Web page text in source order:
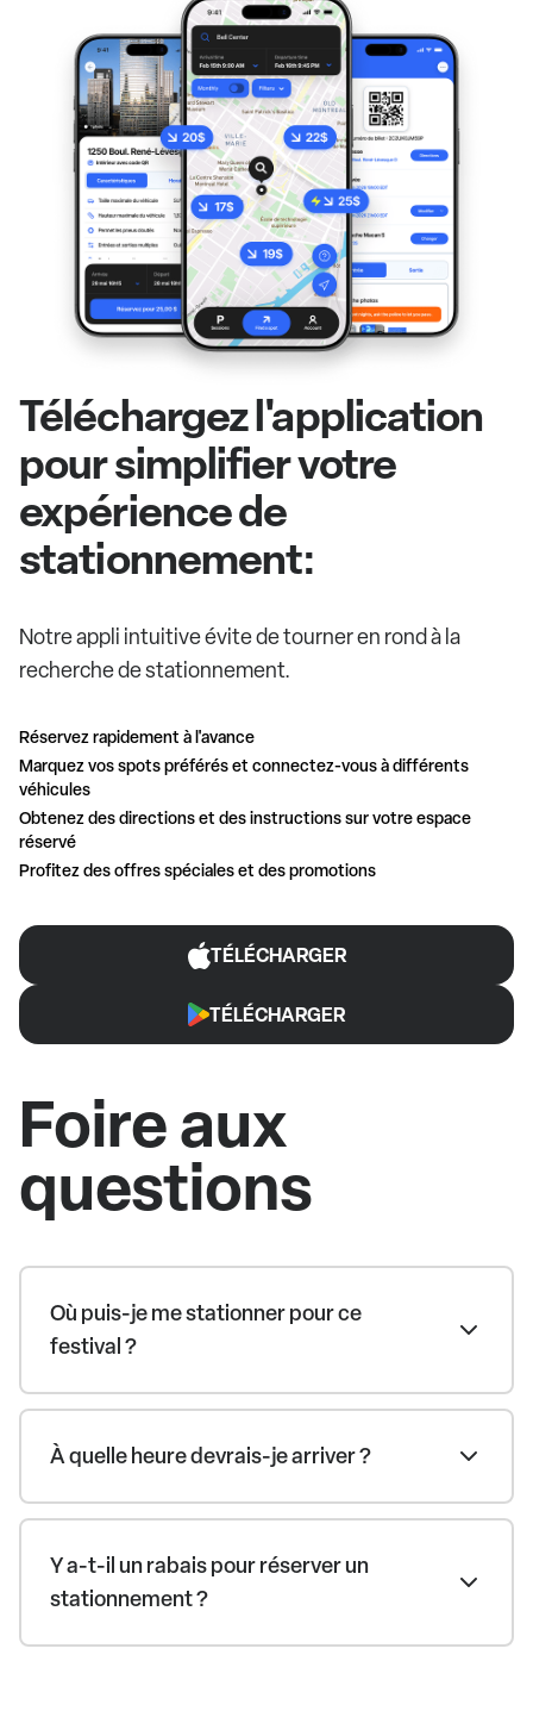
Téléchargez l'application
pour simplifier votre
expérience de
stationnement:
Notre appli intuitive évite de tourner en rond à la
recherche de stationnement.
Réservez rapidement à l'avance
Marquez vos spots préférés et connectez-vous à différents
véhicules
Obtenez des directions et des instructions sur votre espace
réservé
Profitez des offres spéciales et des promotions
TÉLÉCHARGER
TÉLÉCHARGER
Foire aux
questions
Où puis-je me stationner pour ce
festival ?
À quelle heure devrais-je arriver ?
Y a-t-il un rabais pour réserver un
stationnement ?